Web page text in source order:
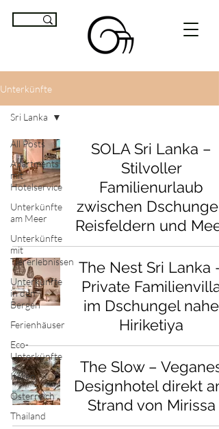
Unterkünfte
All Posts
Apartments
mit
Hotelservice
Unterkünfte
am Meer
Unterkünfte
mit
Tiererlebnissen
Unterkünfte
in den
Bergen
Ferienhäuser
Eco-
Unterkünfte
Italien
Österreich
Thailand
Sri Lanka
SOLA Sri Lanka –
Stilvoller
Familienurlaub
zwischen Dschungel,
Reisfeldern und Meer
The Nest Sri Lanka –
Private Familienvilla
im Dschungel nahe
Hiriketiya
The Slow – Veganes
Designhotel direkt am
Strand von Mirissa